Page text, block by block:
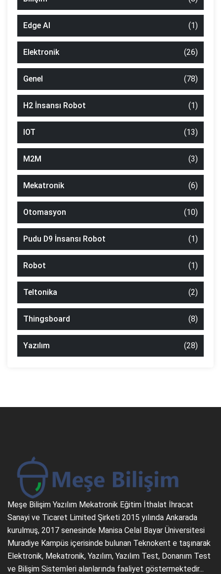
Edge AI (1)
Elektronik (26)
Genel (78)
H2 İnsansı Robot (1)
IOT (13)
M2M (3)
Mekatronik (6)
Otomasyon (10)
Pudu D9 İnsansı Robot (1)
Robot (1)
Teltonika (2)
Thingsboard (8)
Yazılım (28)
Meşe Bilişim Yazılım Mekatronik Eğitim İthalat İhracat
Sanayi ve Ticaret Limited Şirketi 2015 yılında Ankarada
kurulmuş, 2017 senesinde Manisa Celal Bayar Üniversitesi
Muradiye Kampüs içerisinde bulunan Teknokent e taşınarak
Elektronik, Mekatronik, Yazılım, Yazılım Test, Donanım Test
ve Bilişim Sistemleri alanlarında faaliyet göstermektedir...